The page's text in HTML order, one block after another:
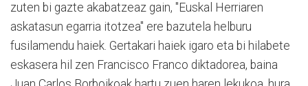
zuten bi gazte akabatzeaz gain, "Euskal Herriaren
askatasun egarria itotzea" ere bazutela helburu
fusilamendu haiek. Gertakari haiek igaro eta bi hilabete
eskasera hil zen Francisco Franco diktadorea, baina